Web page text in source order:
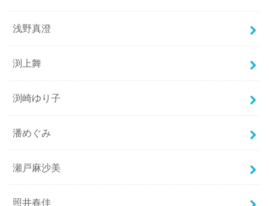
浅野真澄
渕上舞
渕崎ゆり子
潘めぐみ
瀬戸麻沙美
照井春佳